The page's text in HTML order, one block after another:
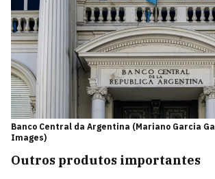
Banco Central da Argentina (Mariano Garcia
Images)
Outros produtos importantes